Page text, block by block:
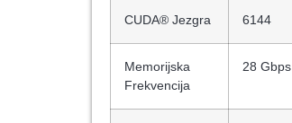
CUDA® Jezgra 6144
Memorijska
Frekvencija
28 Gbps